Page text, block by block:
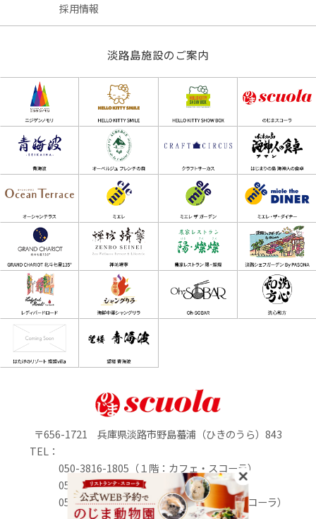
採用情報
淡路島施設のご案内
〒656-1721 兵庫県淡路市野島蟇浦（ひきのうら）843
TEL：
050-3816-1805（１階：カフェ・スコーラ）
050-3816-0895（1階：のじまマルシェ）
050-3816-2213（２階：リストランテ・スコーラ）